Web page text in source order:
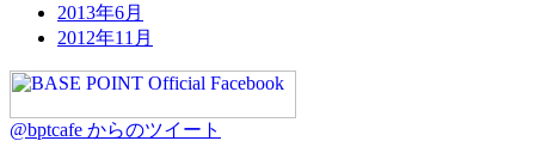
2013年6月
2012年11月
@bptcafe からのツイート